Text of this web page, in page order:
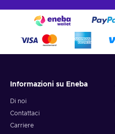
Informazioni su Eneba
Di noi
Contattaci
Carriere